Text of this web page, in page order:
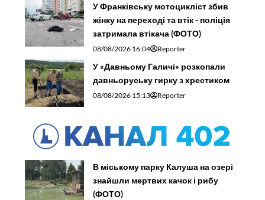
У Франківську мотоцикліст збив
жінку на переході та втік - поліція
затримала втікача (ФОТО)
08/08/2026 16:04 Reporter
У «Давньому Галичі» розкопали
давньоруську гирку з хрестиком
08/08/2026 15:13 Reporter
В міському парку Калуша на озері
знайшли мертвих качок і рибу
(ФОТО)